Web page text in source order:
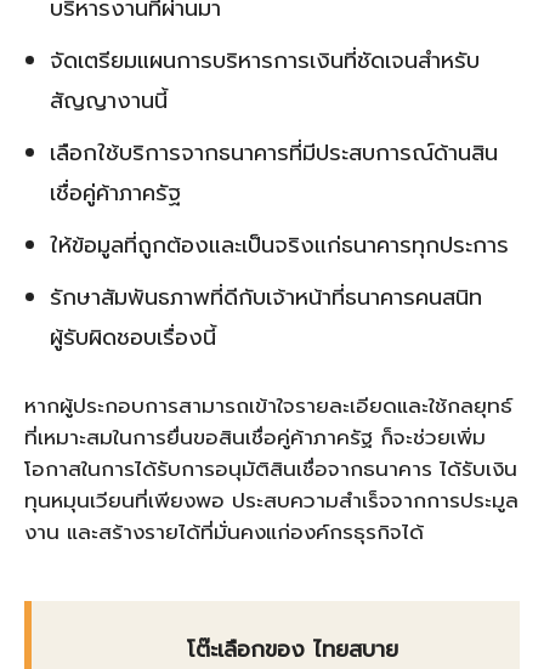
บริหารงานที่ผ่านมา
จัดเตรียมแผนการบริหารการเงินที่ชัดเจนสำหรับ
สัญญางานนี้
เลือกใช้บริการจากธนาคารที่มีประสบการณ์ด้านสิน
เชื่อคู่ค้าภาครัฐ
ให้ข้อมูลที่ถูกต้องและเป็นจริงแก่ธนาคารทุกประการ
รักษาสัมพันธภาพที่ดีกับเจ้าหน้าที่ธนาคารคนสนิท
ผู้รับผิดชอบเรื่องนี้
หากผู้ประกอบการสามารถเข้าใจรายละเอียดและใช้กลยุทธ์
ที่เหมาะสมในการยื่นขอสินเชื่อคู่ค้าภาครัฐ ก็จะช่วยเพิ่ม
โอกาสในการได้รับการอนุมัติสินเชื่อจากธนาคาร ได้รับเงิน
ทุนหมุนเวียนที่เพียงพอ ประสบความสำเร็จจากการประมูล
งาน และสร้างรายได้ที่มั่นคงแก่องค์กรธุรกิจได้
โต๊ะเลือกของ ไทยสบาย